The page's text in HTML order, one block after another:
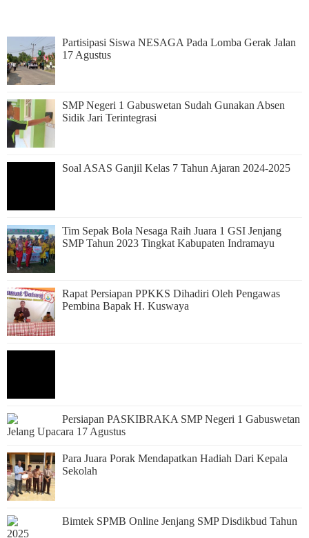
Partisipasi Siswa NESAGA Pada Lomba Gerak Jalan
17 Agustus
SMP Negeri 1 Gabuswetan Sudah Gunakan Absen
Sidik Jari Terintegrasi
Soal ASAS Ganjil Kelas 7 Tahun Ajaran 2024-2025
Tim Sepak Bola Nesaga Raih Juara 1 GSI Jenjang
SMP Tahun 2023 Tingkat Kabupaten Indramayu
Rapat Persiapan PPKKS Dihadiri Oleh Pengawas
Pembina Bapak H. Kuswaya
Persiapan PASKIBRAKA SMP Negeri 1 Gabuswetan
Jelang Upacara 17 Agustus
Para Juara Porak Mendapatkan Hadiah Dari Kepala
Sekolah
Bimtek SPMB Online Jenjang SMP Disdikbud Tahun
2025